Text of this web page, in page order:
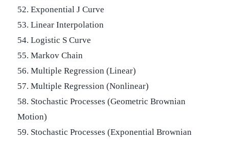
52. Exponential J Curve
53. Linear Interpolation
54. Logistic S Curve
55. Markov Chain
56. Multiple Regression (Linear)
57. Multiple Regression (Nonlinear)
58. Stochastic Processes (Geometric Brownian
Motion)
59. Stochastic Processes (Exponential Brownian